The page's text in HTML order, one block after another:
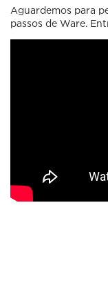
Aguardemos para
passos de Ware.